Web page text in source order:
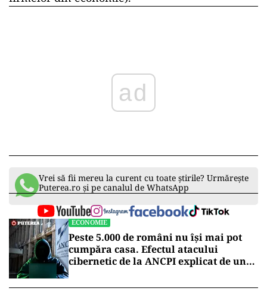
ad
Vrei să fii mereu la curent cu toate știrile? Urmărește
Puterea.ro și pe canalul de WhatsApp
ECONOMIE
Peste 5.000 de români nu își mai pot
cumpăra casa. Efectul atacului
cibernetic de la ANCPI explicat de un